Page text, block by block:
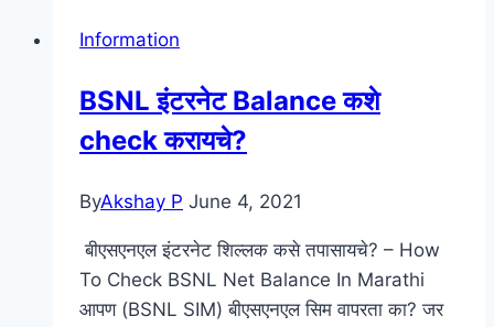
मराठी
–
Advantages
Disadvantages
mobile
in
marathi
Information
BSNL इंटरनेट Balance कशे
check करायचे?
ByAkshay P June 4, 2021
बीएसएनएल इंटरनेट शिल्लक कसे तपासायचे? – How
To Check BSNL Net Balance In Marathi
आपण (BSNL SIM) बीएसएनएल सिम वापरता का? जर